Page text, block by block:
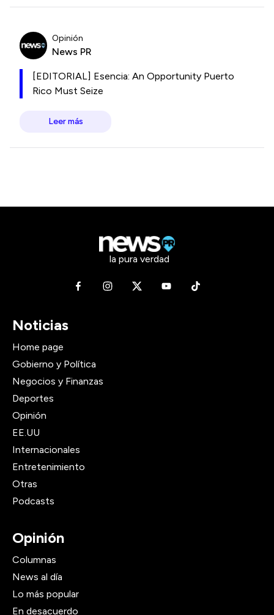
Opinión
News PR
[EDITORIAL] Esencia: An Opportunity Puerto
Rico Must Seize
Leer más
la pura verdad
Noticias
Home page
Gobierno y Política
Negocios y Finanzas
Deportes
Opinión
EE.UU
Internacionales
Entretenimiento
Otras
Podcasts
Opinión
Columnas
News al día
Lo más popular
En desacuerdo